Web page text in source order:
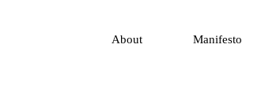
About Manifesto